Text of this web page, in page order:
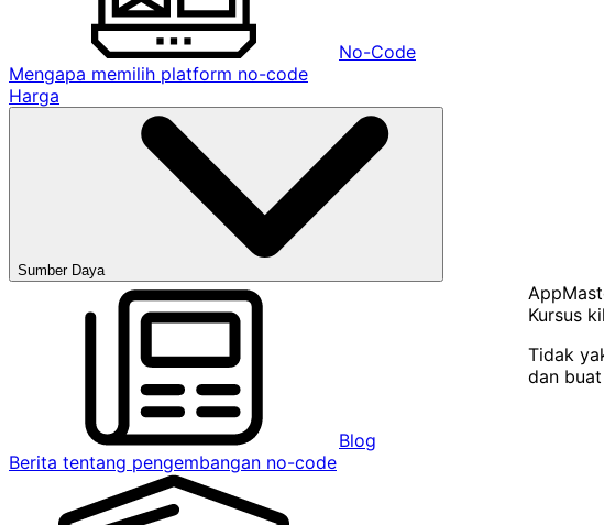
No-Code
Mengapa memilih platform no-code
Harga
Sumber Daya
Blog
Berita tentang pengembangan no-code
Kursus
Tidak
dan